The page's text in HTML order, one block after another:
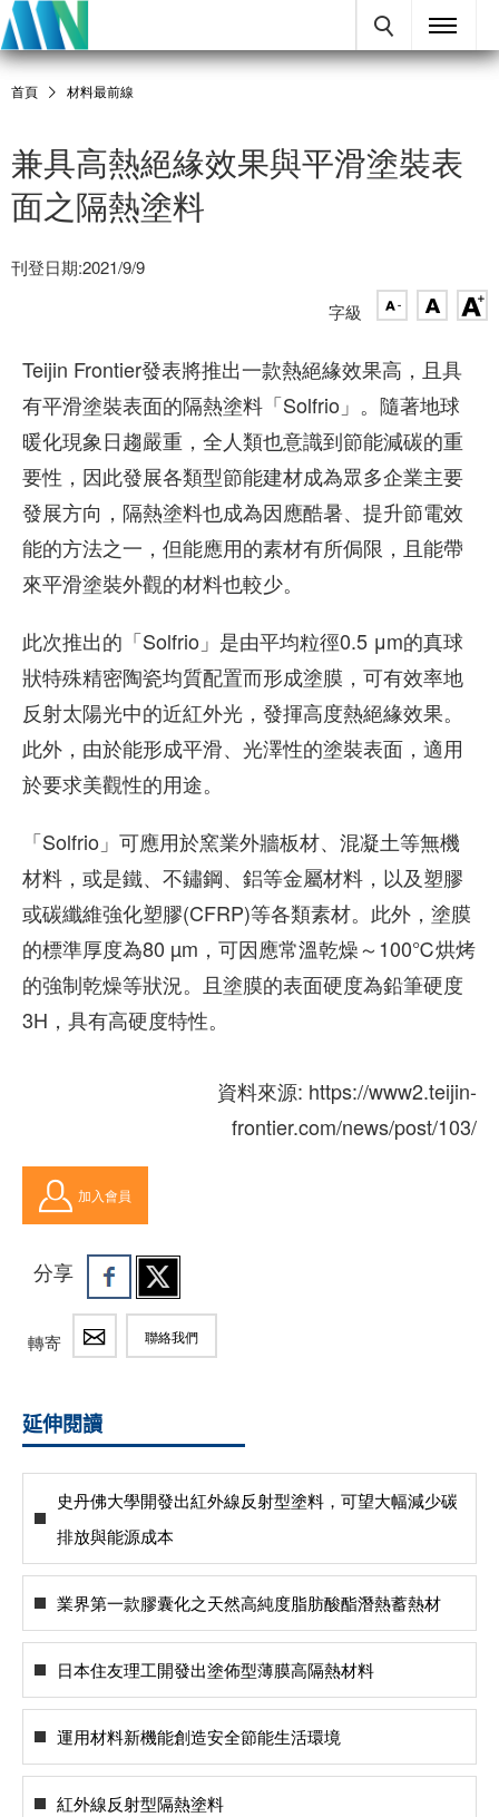
首頁 材料最前線
兼具高熱絕緣效果與平滑塗裝表
面之隔熱塗料
刊登日期:2021/9/9
字級
Teijin Frontier發表將推出一款熱絕緣效果高，且具
有平滑塗裝表面的隔熱塗料「Solfrio」。隨著地球
暖化現象日趨嚴重，全人類也意識到節能減碳的重
要性，因此發展各類型節能建材成為眾多企業主要
發展方向，隔熱塗料也成為因應酷暑、提升節電效
能的方法之一，但能應用的素材有所侷限，且能帶
來平滑塗裝外觀的材料也較少。
此次推出的「Solfrio」是由平均粒徑0.5 μm的真球
狀特殊精密陶瓷均質配置而形成塗膜，可有效率地
反射太陽光中的近紅外光，發揮高度熱絕緣效果。
此外，由於能形成平滑、光澤性的塗裝表面，適用
於要求美觀性的用途。
「Solfrio」可應用於窯業外牆板材、混凝土等無機
材料，或是鐵、不鏽鋼、鋁等金屬材料，以及塑膠
或碳纖維強化塑膠(CFRP)等各類素材。此外，塗膜
的標準厚度為80 µm，可因應常溫乾燥～100℃烘烤
的強制乾燥等狀況。且塗膜的表面硬度為鉛筆硬度
3H，具有高硬度特性。
資料來源: https://www2.teijin-
frontier.com/news/post/103/
加入會員
分享
轉寄 聯絡我們
延伸閱讀
史丹佛大學開發出紅外線反射型塗料，可望大幅減少碳
排放與能源成本
業界第一款膠囊化之天然高純度脂肪酸酯潛熱蓄熱材
日本住友理工開發出塗佈型薄膜高隔熱材料
運用材料新機能創造安全節能生活環境
紅外線反射型隔熱塗料